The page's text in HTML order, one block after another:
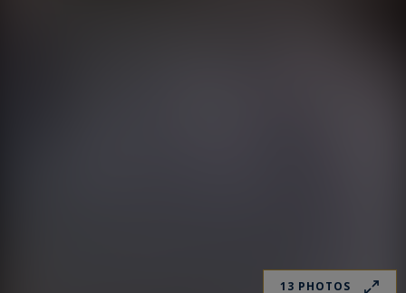
13 PHOTOS